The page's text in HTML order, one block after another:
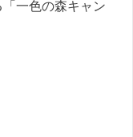
「一色の森キャン